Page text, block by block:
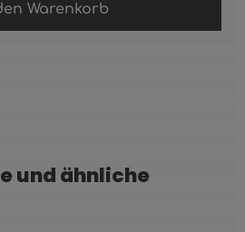
Warenkorb
und ähnliche